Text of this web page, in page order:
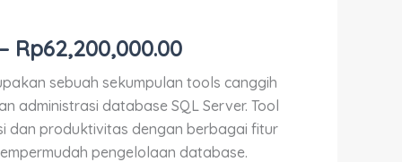
– Rp62,200,000.00Rp9,600,000.00
through
Rp62,200,000.00
sebuah sekumpulan tools canggih
administrasi database SQL Server. Tool
dan produktivitas dengan berbagai fitur
pengelolaan database.